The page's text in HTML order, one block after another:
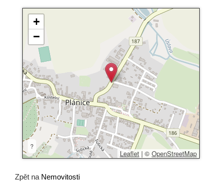
+
−
?
Leaflet | © OpenStreetMap
Zpět na Nemovitosti